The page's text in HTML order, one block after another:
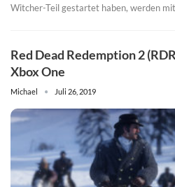
Witcher-Teil gestartet haben, werden
Red Dead Redemption 2
Xbox One
Michael Juli 26, 2019